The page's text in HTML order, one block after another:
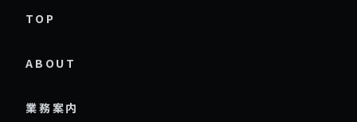
TOP
ABOUT
業務案内